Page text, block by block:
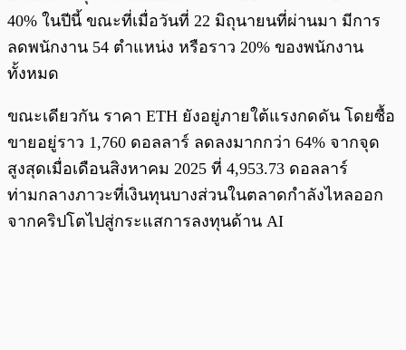
40% ในปีนี้ ขณะที่เมื่อวันที่ 22 มิถุนายนที่ผ่านมา มีการ
ลดพนักงาน 54 ตำแหน่ง หรือราว 20% ของพนักงาน
ทั้งหมด
ขณะเดียวกัน ราคา ETH ยังอยู่ภายใต้แรงกดดัน โดยซื้อ
ขายอยู่ราว 1,760 ดอลลาร์ ลดลงมากกว่า 64% จากจุด
สูงสุดเมื่อเดือนสิงหาคม 2025 ที่ 4,953.73 ดอลลาร์
ท่ามกลางภาวะที่เงินทุนบางส่วนในตลาดกำลังไหลออก
จากคริปโตไปสู่กระแสการลงทุนด้าน AI